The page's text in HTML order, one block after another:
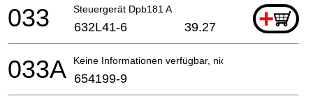
Steuergerät Dpb181 A +
033 632L41-6 39.27
Keine Informationen verfügbar, nicht bestellbar
033A 654199-9